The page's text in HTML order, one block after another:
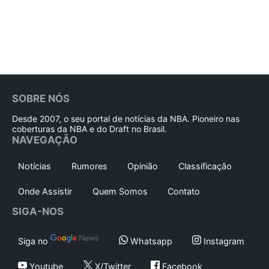
SOBRE NÓS
Desde 2007, o seu portal de notícias da NBA. Pioneiro nas
coberturas da NBA e do Draft no Brasil.
NAVEGAÇÃO
Notícias Rumores Opinião Classificação
Onde Assistir Quem Somos Contato
SIGA-NOS
Siga no Whatsapp Instagram
Youtube X/Twitter Facebook